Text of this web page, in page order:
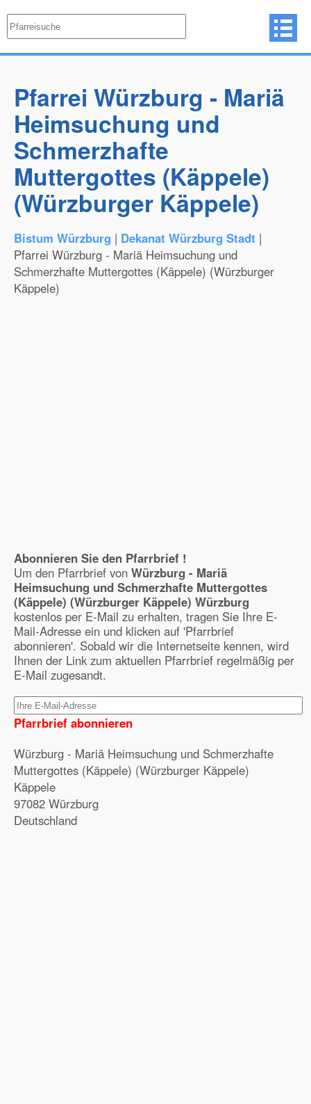
Pfarrei Würzburg - Mariä
Heimsuchung und
Schmerzhafte
Muttergottes (Käppele)
(Würzburger Käppele)
Bistum Würzburg | Dekanat Würzburg Stadt |
Pfarrei Würzburg - Mariä Heimsuchung und
Schmerzhafte Muttergottes (Käppele) (Würzburger
Käppele)
Abonnieren Sie den Pfarrbrief !
Um den Pfarrbrief von Würzburg - Mariä
Heimsuchung und Schmerzhafte Muttergottes
(Käppele) (Würzburger Käppele) Würzburg
kostenlos per E-Mail zu erhalten, tragen Sie Ihre E-
Mail-Adresse ein und klicken auf 'Pfarrbrief
abonnieren'. Sobald wir die Internetseite kennen, wird
Ihnen der Link zum aktuellen Pfarrbrief regelmäßig per
E-Mail zugesandt.
Pfarrbrief abonnieren
Würzburg - Mariä Heimsuchung und Schmerzhafte
Muttergottes (Käppele) (Würzburger Käppele)
Käppele
97082 Würzburg
Deutschland